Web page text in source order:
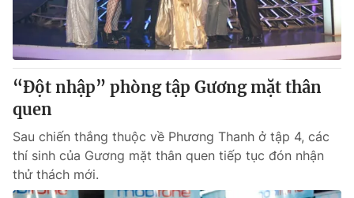
Thị trường 24h Tấm lòng Việt
VTV4 Vươn mình bằng AI
VTV9 VTV8
Liên hệ tòa soạn English
“Đột nhập” phòng tập Gương mặt thân
quen
Sau chiến thắng thuộc về Phương Thanh ở tập 4, các
thí sinh của Gương mặt thân quen tiếp tục đón nhận
thử thách mới.